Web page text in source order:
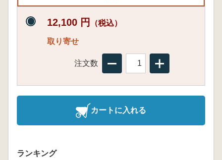
12,100 円 （税込）
取り寄せ
注文数
カートに入れる
ランキング